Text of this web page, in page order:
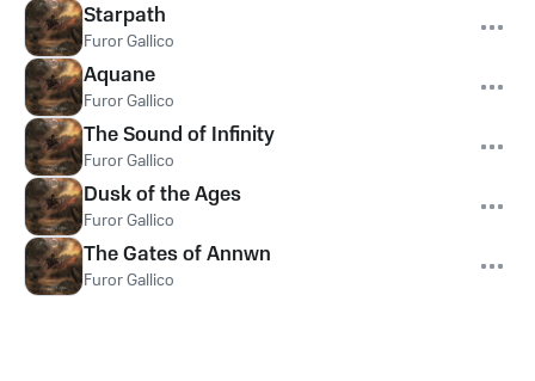
Starpath
Furor Gallico
Aquane
Furor Gallico
The Sound of Infinity
Furor Gallico
Dusk of the Ages
Furor Gallico
The Gates of Annwn
Furor Gallico